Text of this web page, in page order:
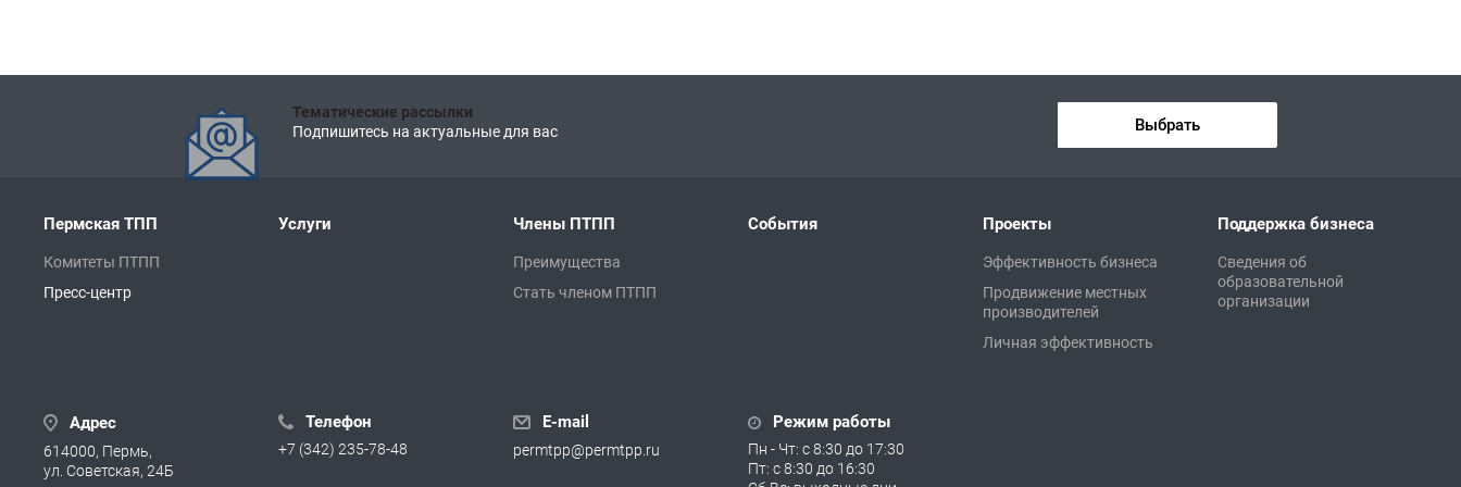
Тематические рассылки
Подпишитесь на актуальные для вас
Выбрать
Пермская ТПП
Комитеты ПТПП
Пресс-центр
Услуги Члены ПТПП
Преимущества
Стать членом ПТПП
События Проекты
Эффективность бизнеса
Продвижение местных
производителей
Личная эффективность
Поддержка бизнеса
Сведения об
образовательной
организации
Адрес
614000, Пермь,
ул. Советская, 24Б
Телефон
+7 (342) 235-78-48
E-mail
permtpp@permtpp.ru
Режим работы
Пн - Чт: с 8:30 до 17:30
Пт: с 8:30 до 16:30